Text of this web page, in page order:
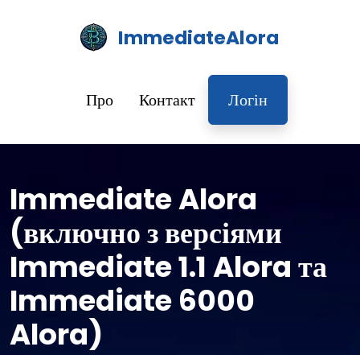
ImmediateAlora
Про Контакт Логін
Immediate Alora
(включно з версіями
Immediate 1.1 Alora та
Immediate 6000
Alora)